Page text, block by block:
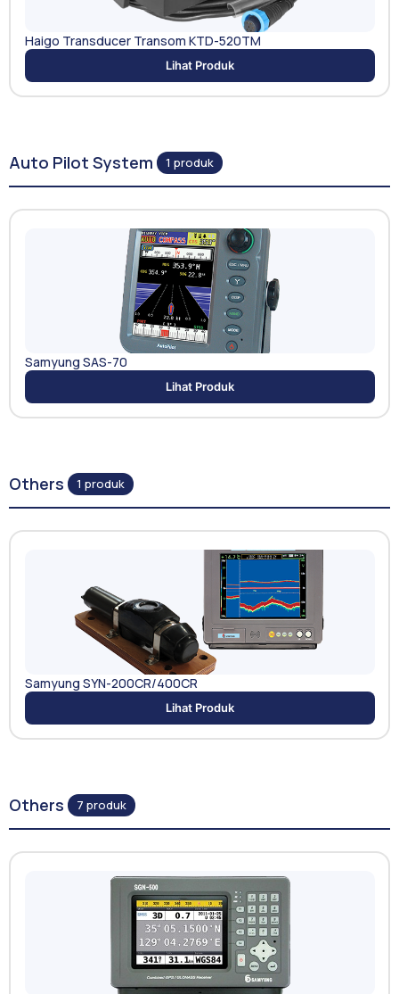
Haigo Transducer Transom KTD-520TM
Lihat Produk
Auto Pilot System 1 produk
Samyung SAS-70
Lihat Produk
Others 1 produk
Samyung SYN-200CR/400CR
Lihat Produk
Others 7 produk